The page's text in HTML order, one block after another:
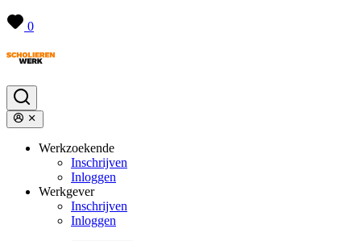
0
Werkzoekende
Inschrijven
Inloggen
Werkgever
Inschrijven
Inloggen